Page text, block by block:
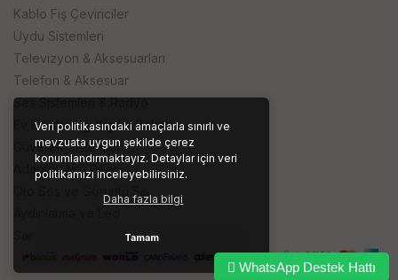
Veri politikasındaki amaçlarla sınırlı ve
mevzuata uygun şekilde çerez
konumlandırmaktayız. Detaylar için veri
politikamızı inceleyebilirsiniz.
Daha fazla bilgi
Tamam
Kablo Fiş Çeviriciler
Uydu Sistemleri
Televizyon & Aksesuarları
Telefon & Aksesuar
Ses Sistemleri & Radyo
Ev Elektroniği Kişisel Bakım
Güvenlik Sistemleri
Adaptör Akü Piller
Sarf ve İşyeri Ürünleri
WhatsApp Destek Hattı